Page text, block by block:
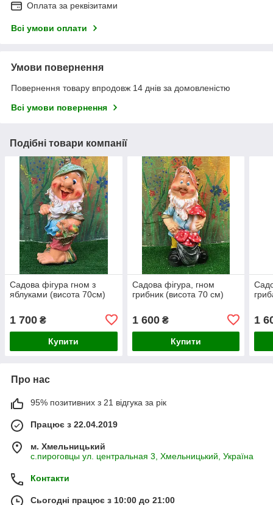
Оплата за реквізитами
Всі умови оплати
Умови повернення
Повернення товару впродовж 14 днів за домовленістю
Всі умови повернення
Подібні товари компанії
Садова фігура гном з
яблуками (висота 70см)
1 700 ₴
Купити
Садова фігура, гном
грибник (висота 70 см)
1 600₴
Купити
1
Про нас
95% позитивних з 21 відгука за рік
Працює з 22.04.2019
м. Хмельницький
с.пироговцы ул. центральная 3, Хмельницький, Україна
Контакти
Сьогодні працює з 10:00 до 21:00